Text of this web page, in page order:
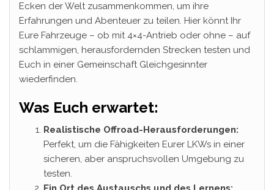
Ecken der Welt zusammenkommen, um ihre
Erfahrungen und Abenteuer zu teilen. Hier könnt Ihr
Eure Fahrzeuge – ob mit 4×4-Antrieb oder ohne – auf
schlammigen, herausfordernden Strecken testen und
Euch in einer Gemeinschaft Gleichgesinnter
wiederfinden.
Was Euch erwartet:
Realistische Offroad-Herausforderungen:
Perfekt, um die Fähigkeiten Eurer LKWs in einer
sicheren, aber anspruchsvollen Umgebung zu
testen.